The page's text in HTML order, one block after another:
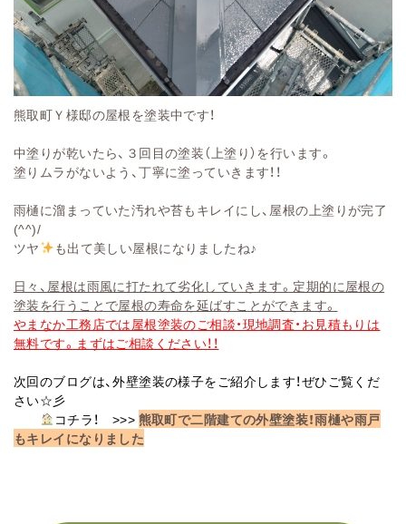
熊取町Ｙ様邸の屋根を塗装中です！
中塗りが乾いたら、３回目の塗装（上塗り）を行います。
塗りムラがないよう、丁寧に塗っていきます！！
雨樋に溜まっていた汚れや苔もキレイにし、屋根の上塗りが完了
(^^)/
ツヤ
も出て美しい屋根になりましたね♪
日々、屋根は雨風に打たれて劣化していきます。定期的に屋根の
塗装を行うことで屋根の寿命を延ばすことができます。
やまなか工務店では屋根塗装のご相談・現地調査・お見積もりは
無料です。まずはご相談ください！！
次回のブログは、外壁塗装の様子をご紹介します！ぜひご覧くだ
さい☆彡
コチラ！ >>> 熊取町で二階建ての外壁塗装！雨樋や雨戸
もキレイになりました